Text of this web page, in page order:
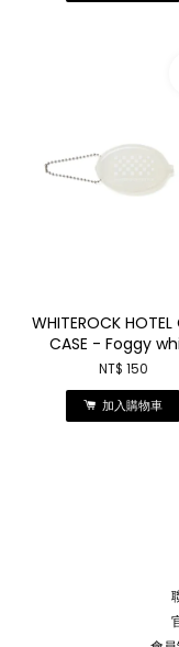
WHITEROCK HOTEL
CASE - Foggy
NT$ 150
加入購物車